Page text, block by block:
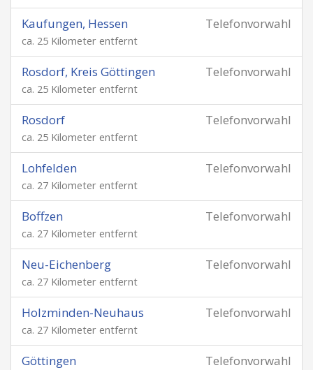
Telefonvorwahl
Kaufungen, Hessen
ca. 25 Kilometer entfernt
Telefonvorwahl
Rosdorf, Kreis Göttingen
ca. 25 Kilometer entfernt
Telefonvorwahl
Rosdorf
ca. 25 Kilometer entfernt
Telefonvorwahl
Lohfelden
ca. 27 Kilometer entfernt
Telefonvorwahl
Boffzen
ca. 27 Kilometer entfernt
Telefonvorwahl
Neu-Eichenberg
ca. 27 Kilometer entfernt
Telefonvorwahl
Holzminden-Neuhaus
ca. 27 Kilometer entfernt
Telefonvorwahl
Göttingen